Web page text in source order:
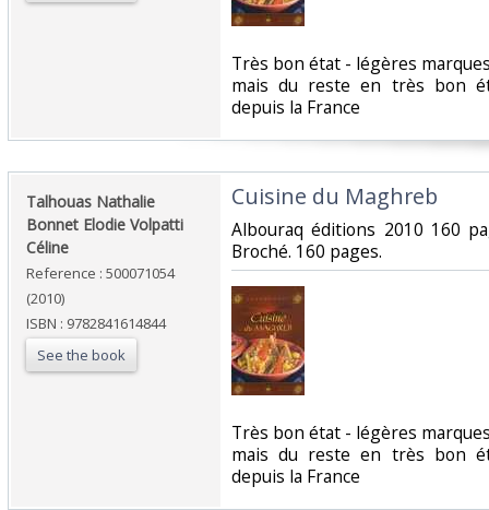
‎Très bon état - légères
mais du reste en très bon
depuis la France‎
‎Talhouas Nathalie
Bonnet Elodie Volpatti
Céline‎
Reference : 500071054
(2010)
ISBN : 9782841614844
See the book
‎Cuisine du Maghreb‎
‎Albouraq éditions 2010 160
Broché. 160 pages.‎
‎Très bon état - légères
mais du reste en très bon
depuis la France‎